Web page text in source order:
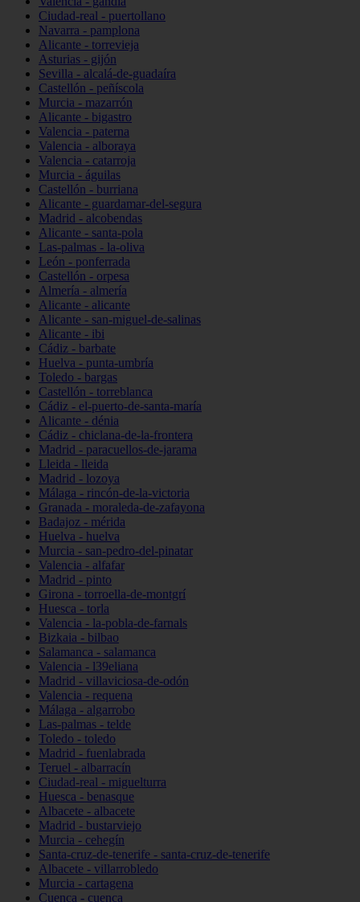
Ciudad-real - puertollano
Navarra - pamplona
Alicante - torrevieja
Asturias - gijón
Sevilla - alcalá-de-guadaíra
Castellón - peñíscola
Murcia - mazarrón
Alicante - bigastro
Valencia - paterna
Valencia - alboraya
Valencia - catarroja
Murcia - águilas
Castellón - burriana
Alicante - guardamar-del-segura
Madrid - alcobendas
Alicante - santa-pola
Las-palmas - la-oliva
León - ponferrada
Castellón - orpesa
Almería - almería
Alicante - alicante
Alicante - san-miguel-de-salinas
Alicante - ibi
Cádiz - barbate
Huelva - punta-umbría
Toledo - bargas
Castellón - torreblanca
Cádiz - el-puerto-de-santa-maría
Alicante - dénia
Cádiz - chiclana-de-la-frontera
Madrid - paracuellos-de-jarama
Lleida - lleida
Madrid - lozoya
Málaga - rincón-de-la-victoria
Granada - moraleda-de-zafayona
Badajoz - mérida
Huelva - huelva
Murcia - san-pedro-del-pinatar
Valencia - alfafar
Madrid - pinto
Girona - torroella-de-montgrí
Huesca - torla
Valencia - la-pobla-de-farnals
Bizkaia - bilbao
Salamanca - salamanca
Valencia - l39eliana
Madrid - villaviciosa-de-odón
Valencia - requena
Málaga - algarrobo
Las-palmas - telde
Toledo - toledo
Madrid - fuenlabrada
Teruel - albarracín
Ciudad-real - miguelturra
Huesca - benasque
Albacete - albacete
Madrid - bustarviejo
Murcia - cehegín
Santa-cruz-de-tenerife - santa-cruz-de-tenerife
Albacete - villarrobledo
Murcia - cartagena
Cuenca - cuenca